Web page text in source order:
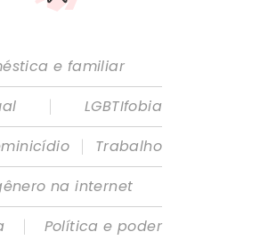
e familiar
|
LGBTIfobia
|
Trabalho
na internet
|
Política e poder